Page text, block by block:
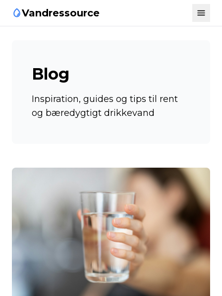
Vandressource
Blog
Inspiration, guides og tips til rent
og bæredygtigt drikkevand